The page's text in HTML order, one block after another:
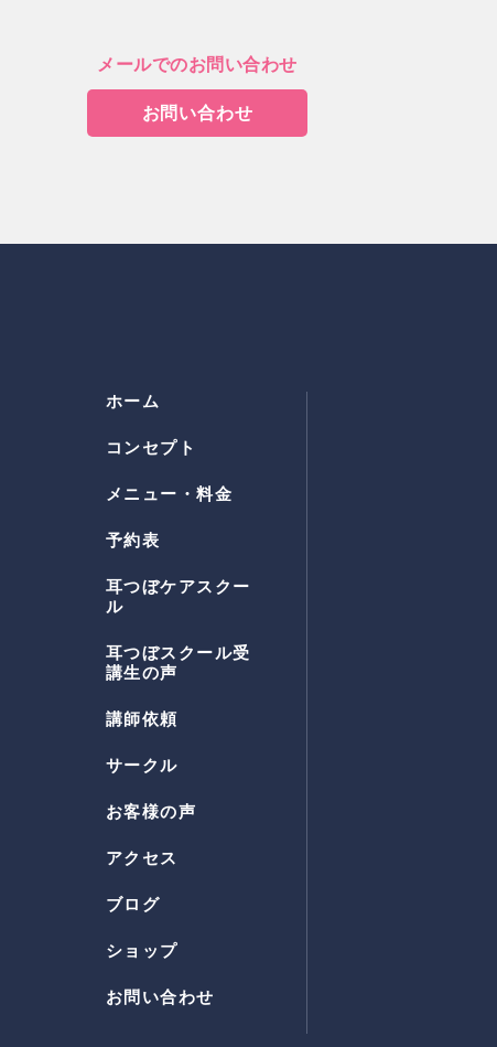
メールでのお問い合わせ
お問い合わせ
ホーム
コンセプト
メニュー・料金
予約表
耳つぼケアスクー
ル
耳つぼスクール受
講生の声
講師依頼
サークル
お客様の声
アクセス
ブログ
ショップ
お問い合わせ